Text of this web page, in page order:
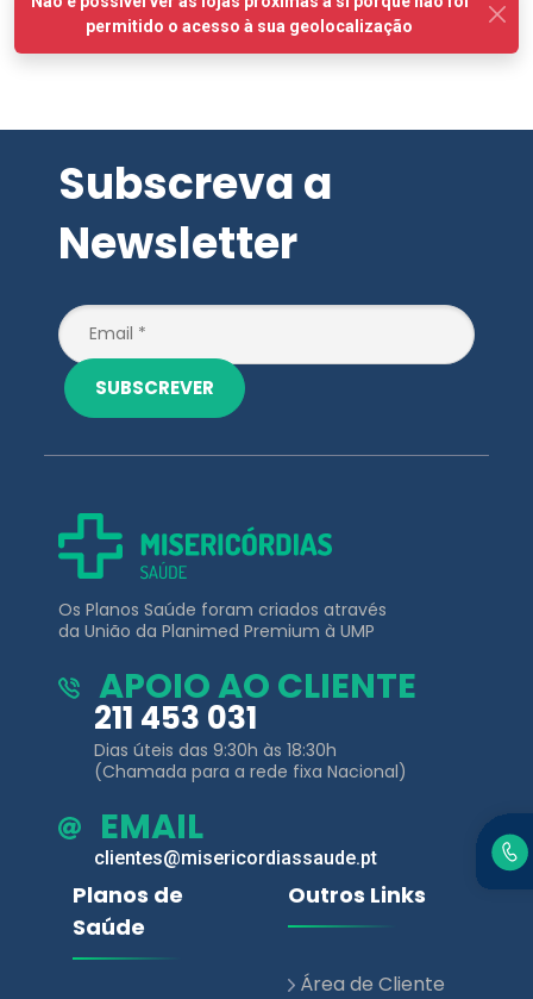
Newsletter
Os Planos Saúde foram criados através
da União da Planimed Premium à UMP
APOIO AO CLIENTE
211 453 031
(Chamada para a rede fixa Nacional)
EMAIL
clientes@misericordiassaude.pt
Saúde
Misericórdias
Saúde Essencial
Área de Cliente
Notícias